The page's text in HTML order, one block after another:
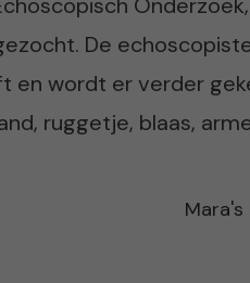
De
en wordt er verder
ruggetje, blaas,